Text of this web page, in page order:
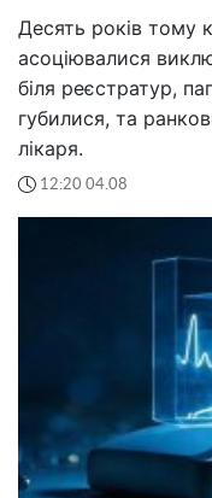
Десять років тому
асоціювалися
біля реєстратур,
губилися, та
лікаря.
12:20 04.08